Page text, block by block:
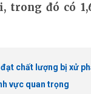
trong đó có
chất lượng bị xử
vực quan trọng